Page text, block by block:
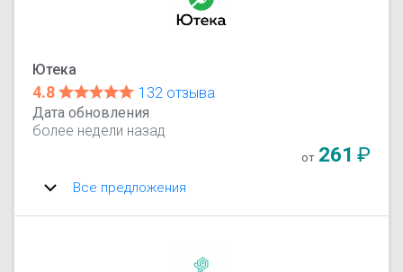
Ютека
4.8
132 отзыва
Дата обновления
более недели назад
от 261 ₽
Все предложения